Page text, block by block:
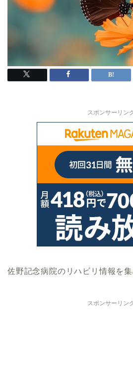
スポンサーリン
佐野記念病院のリハビリ情報を集
スポンサーリン